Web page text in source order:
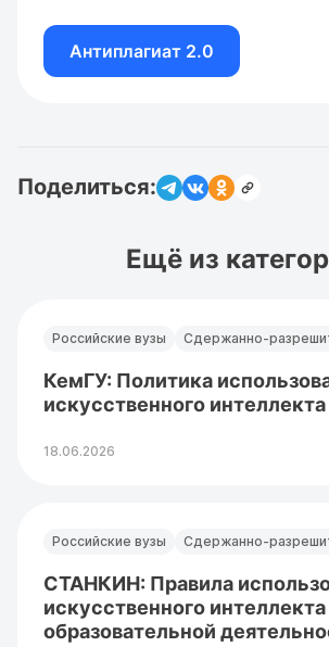
Антиплагиат 2.0
Поделиться:
Ещё из
Российские вузы Сдержанно-
КемГУ: Политика
искусственного интеллекта
18.06.2026
Российские вузы Сдержанно-
СТАНКИН: Правила
искусственного интеллекта
образовательной